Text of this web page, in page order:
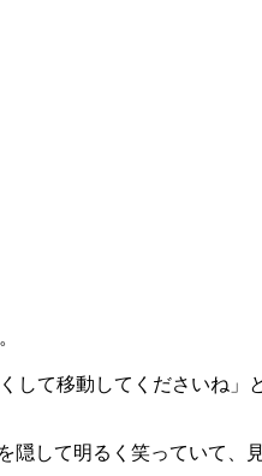
て移動してくださいね」
して明るく笑っていて、